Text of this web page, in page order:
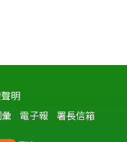
明
電子報 署長信箱